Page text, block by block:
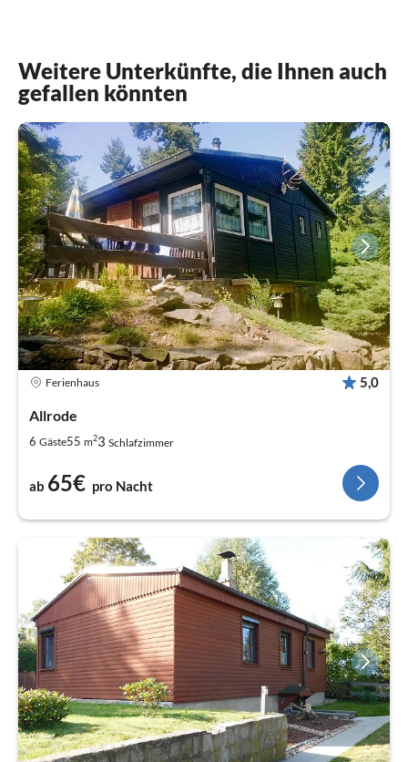
Weitere Unterkünfte, die Ihnen auch
gefallen könnten
Ferienhaus 5,0
Allrode
6 Gäste55 m23 Schlafzimmer
ab 65€ pro Nacht